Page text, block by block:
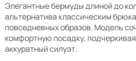
Элегантные бермуды длиной до
альтернатива классическим
повседневных образов. Модель
комфортную посадку,
аккуратный силуэт.